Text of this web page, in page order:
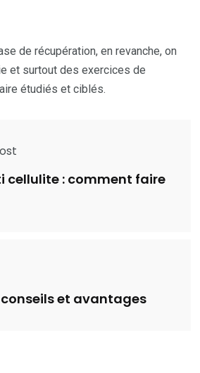
de récupération, en revanche, on
et surtout des exercices de
étudiés et ciblés.
cellulite : comment faire
et avantages